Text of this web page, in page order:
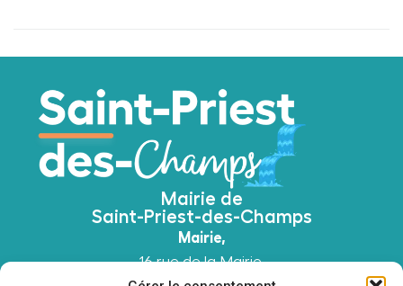
Mairie de
Saint-Priest-des-Champs
Mairie,
16 rue de la Mairie,